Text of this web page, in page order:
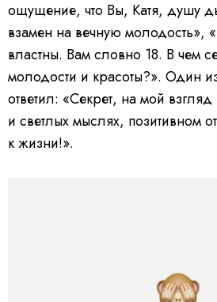
ощущение, что Вы, Катя, душу
взамен на вечную молодость»,
властны. Вам словно 18. В чем
молодости и красоты?». Один
ответил: «Секрет, на мой
и светлых мыслях, позитивном
к жизни!».